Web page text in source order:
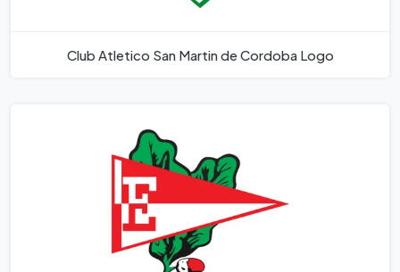
Club Atletico San Martin de Cordoba Logo